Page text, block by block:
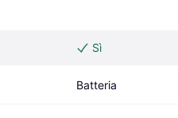
Sì
Batteria